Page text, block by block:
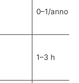
0–1/anno
1–3 h